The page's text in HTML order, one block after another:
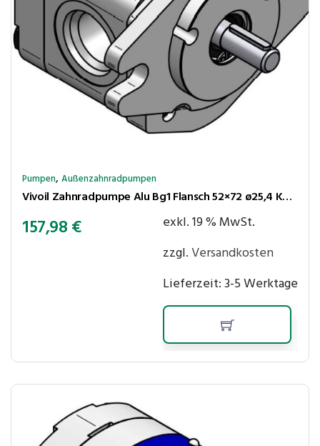
Pumpen,Außenzahnradpumpen
Vivoil Zahnradpumpe Alu Bg1 Flansch 52×72 ø25,4 Kegel 1:8 3,64cm³/U 250bar rechtsl Anschl LK30-30
157,98€
exkl. 19 % MwSt.
zzgl.Versandkosten
Lieferzeit:3-5 Werktage